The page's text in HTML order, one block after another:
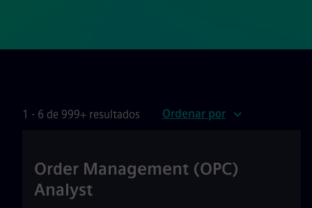
1 - 6 de 999+ resultados Ordenar por
Order Management (OPC)
Analyst